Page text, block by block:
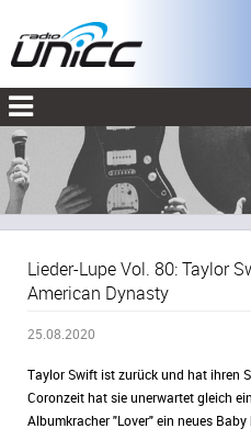
Lieder-Lupe Vol. 80: Taylor
American Dynasty
25.08.2020
Taylor Swift ist zurück und hat ihren
Coronzeit hat sie unerwartet gleich
Albumkracher "Lover" ein neues